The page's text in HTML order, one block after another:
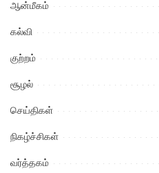
ஆன்மீகம்
கல்வி
குற்றம்
சூழல்
செய்திகள்
நிகழ்ச்சிகள்
வர்த்தகம்